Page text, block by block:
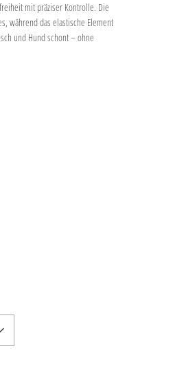
mit präziser Kontrolle. Die
während das elastische Element
und Hund schont – ohne